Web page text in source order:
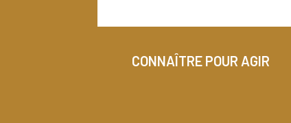
CONNAÎTRE POUR AGIR